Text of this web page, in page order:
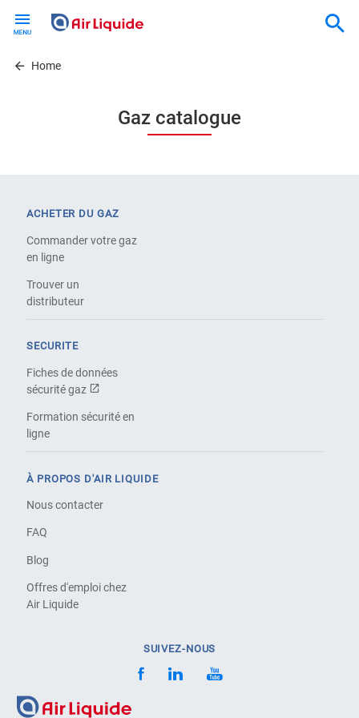
contentHome
Gaz catalogue
ACHETER DU GAZ
Commander votre gaz
en ligne
Trouver un
distributeur
SECURITE
Fiches de données
sécurité gaz
Formation sécurité en
ligne
À PROPOS D'AIR LIQUIDE
Nous contacter
FAQ
Blog
Offres d'emploi chez
Air Liquide
SUIVEZ-NOUS